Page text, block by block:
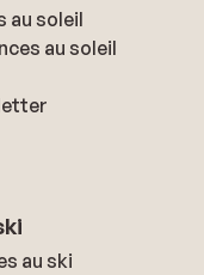
au soleil
au soleil
au ski